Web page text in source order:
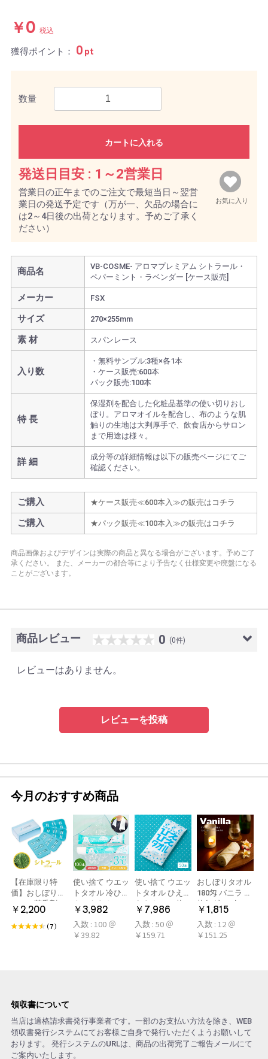
￥0 税込
獲得ポイント： 0 pt
数量
カートに入れる
お気に入り
発送日目安 : 1～2営業日
営業日の正午までのご注文で最短当日～翌営
業日の発送予定です（万が一、欠品の場合に
は2～4日後の出荷となります。予めご了承く
ださい）
商品名
VB-COSME- アロマプレミアム シトラール・
ペパーミント・ラベンダー [ケース販売]
メーカー FSX
サイズ 270×255mm
素 材 スパンレース
入り数
・無料サンプル:3種×各1本
・ケース販売:600本
パック販売:100本
特 長
保湿剤を配合した化粧品基準の使い切りおし
ぼり。アロマオイルを配合し、布のような肌
触りの生地は大判厚手で、飲食店からサロン
まで用途は様々。
詳 細
成分等の詳細情報は以下の販売ページにてご
確認ください。
ご購入 ★ケース販売≪600本入≫の販売はコチラ
ご購入 ★パック販売≪100本入≫の販売はコチラ
商品画像およびデザインは実際の商品と異なる場合がございます。予めご了
承ください。
また、メーカーの都合等により予告なく仕様変更や廃盤になる
ことがございます。
商品レビュー 0 (0件)
レビューはありません。
レビューを投稿
今月のおすすめ商品
【在庫限り特
価】おしぼり用
アロマ芳香剤
LARME(ラルム)
シトラール 旧デ
￥2,200
(7)
使い捨て ウエッ
トタオル 冷ひや
ネックタオル
50本×2パック
100本 冷感タオ
ル 首 個包装 日
￥3,982
入数 : 100 ＠
￥39.82
使い捨て ウエッ
トタオル ひえひ
えタオル 50枚
冷感タオル ミン
ト アロマおしぼ
り
￥7,986
入数 : 50 ＠
￥159.71
おしぼりタオル
180匁 バニラ 12
枚(1ダース)
￥1,815
入数 : 12 ＠
￥151.25
領収書について
当店は適格請求書発行事業者です。一部のお支払い方法を除き、WEB
領収書発行システムにてお客様ご自身で発行いただくようお願いして
おります。 発行システムのURLは、商品の出荷完了ご報告メールにて
ご案内いたします。